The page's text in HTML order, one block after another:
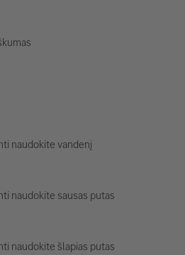
naudokite vandenį
naudokite sausas putas
naudokite šlapias putas